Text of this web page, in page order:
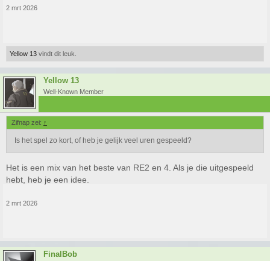
2 mrt 2026
Yellow 13 vindt dit leuk.
Yellow 13
Well-Known Member
Zifnap zei: ↑
Is het spel zo kort, of heb je gelijk veel uren gespeeld?
Het is een mix van het beste van RE2 en 4. Als je die uitgespeeld
hebt, heb je een idee.
2 mrt 2026
FinalBob